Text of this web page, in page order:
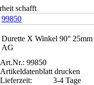
99850
Durette X Winkel 90°
AG
Art.Nr.: 99850
Artikeldatenblatt drucken
Lieferzeit:
3-4 Tage